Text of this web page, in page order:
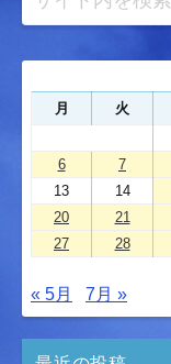
月 火
6
7
13
14
20
21
27
28
« 5月 7月 »